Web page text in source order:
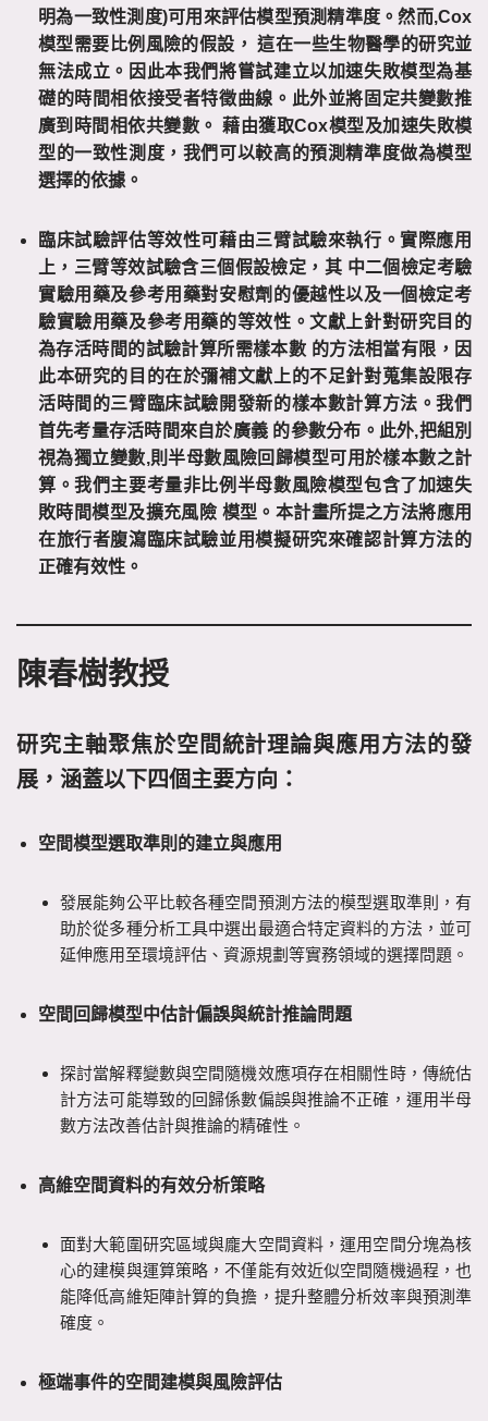
明為一致性測度)可用來評估模型預測精準度。然而,Cox
模型需要比例風險的假設，
這在一些生物醫學的研究並
無法成立。因此本我們將嘗試建立以加速失敗模型為基
礎的時間相依接受者特徵曲線。此外並將固定共變數推
廣到時間相依共變數。
藉由獲取Cox模型及加速失敗模
型的一致性測度，我們可以較高的預測精準度做為模型
選擇的依據。
臨床試驗評估等效性可藉由三臂試驗來執行。實際應用
上，三臂等效試驗含三個假設檢定，其 中二個檢定考驗
實驗用藥及參考用藥對安慰劑的優越性以及一個檢定考
驗實驗用藥及參考用藥的等效性。文獻上針對研究目的
為存活時間的試驗計算所需樣本數 的方法相當有限，因
此本研究的目的在於彌補文獻上的不足針對蒐集設限存
活時間的三臂臨床試驗開發新的樣本數計算方法。我們
首先考量存活時間來自於廣義 的參數分布。此外,把組別
視為獨立變數,則半母數風險回歸模型可用於樣本數之計
算。我們主要考量非比例半母數風險模型包含了加速失
敗時間模型及擴充風險 模型。本計畫所提之方法將應用
在旅行者腹瀉臨床試驗並用模擬研究來確認計算方法的
正確有效性。
陳春樹教授
研究主軸聚焦於空間統計理論與應用方法的發
展，涵蓋以下四個主要方向：
空間模型選取準則的建立與應用
發展能夠公平比較各種空間預測方法的模型選取準則，有
助於從多種分析工具中選出最適合特定資料的方法，並可
延伸應用至環境評估、資源規劃等實務領域的選擇問題。
空間回歸模型中估計偏誤與統計推論問題
探討當解釋變數與空間隨機效應項存在相關性時，傳統估
計方法可能導致的回歸係數偏誤與推論不正確，運用半母
數方法改善估計與推論的精確性。
高維空間資料的有效分析策略
面對大範圍研究區域與龐大空間資料，運用空間分塊為核
心的建模與運算策略，不僅能有效近似空間隨機過程，也
能降低高維矩陣計算的負擔，提升整體分析效率與預測準
確度。
極端事件的空間建模與風險評估